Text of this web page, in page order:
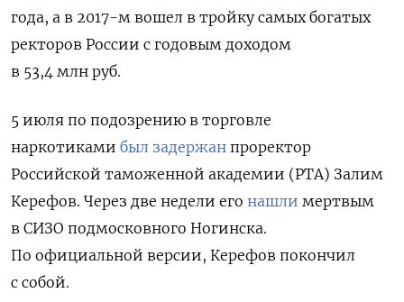
года, а в 2017-м вошел в тройку самых богатых
ректоров России с годовым доходом
в 53,4 млн руб.
5 июля по подозрению в торговле
наркотиками был задержан проректор
Российской таможенной академии (РТА) Залим
Керефов. Через две недели его нашли мертвым
в СИЗО подмосковного Ногинска.
По официальной версии, Керефов покончил
с собой.